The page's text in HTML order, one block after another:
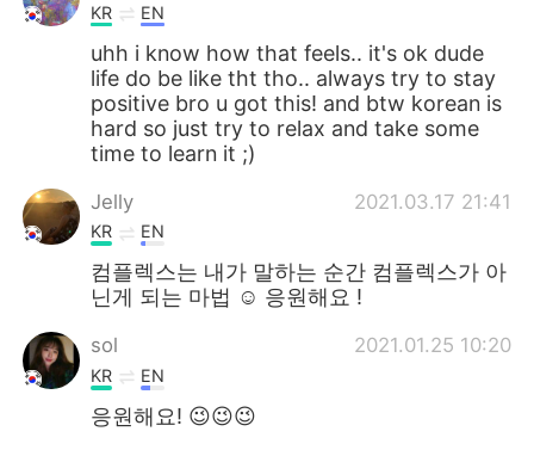
Português
KR EN
uhh i know how that feels.. it's ok dude
life do be like tht tho.. always try to stay
positive bro u got this! and btw korean is
hard so just try to relax and take some
time to learn it ;)
Jelly 2021.03.17 21:41
KR EN
컴플렉스는 내가 말하는 순간 컴플렉스가 아
닌게 되는 마법 ☺️ 응원해요 !
sol 2021.01.25 10:20
KR EN
응원해요! 😉😉😉